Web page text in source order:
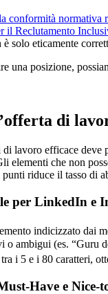
conformità normativa
il Reclutamento
solo eticamente
una posizione,
di
lavoro efficace
elementi che non
punti riduce il tasso di
per LinkedIn e
indicizzato dai
o ambigui (es. “Guru
i 5 e i 80 caratteri,
Have e Nice-